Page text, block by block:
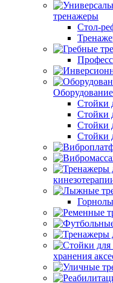
тренажеры
Стол-
Стойки
Стойки
Стойки
Стойки
хранения